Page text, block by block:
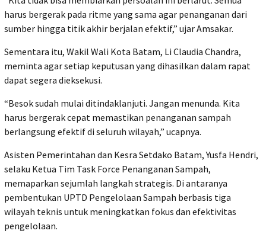
harus bergerak pada ritme yang sama agar penanganan dari
sumber hingga titik akhir berjalan efektif,” ujar Amsakar.
Sementara itu, Wakil Wali Kota Batam, Li Claudia Chandra,
meminta agar setiap keputusan yang dihasilkan dalam rapat
dapat segera dieksekusi.
“Besok sudah mulai ditindaklanjuti. Jangan menunda. Kita
harus bergerak cepat memastikan penanganan sampah
berlangsung efektif di seluruh wilayah,” ucapnya.
Asisten Pemerintahan dan Kesra Setdako Batam, Yusfa Hendri,
selaku Ketua Tim Task Force Penanganan Sampah,
memaparkan sejumlah langkah strategis. Di antaranya
pembentukan UPTD Pengelolaan Sampah berbasis tiga
wilayah teknis untuk meningkatkan fokus dan efektivitas
pengelolaan.